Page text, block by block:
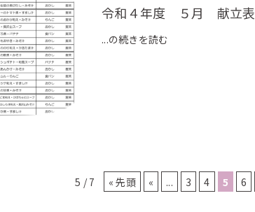
令和４年度 ５月 献立表
...の続きを読む
5 / 7 « 先頭 « ... 3 4 5 6